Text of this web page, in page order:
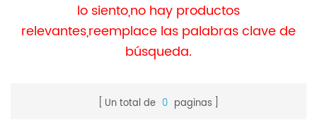
lo siento,no hay productos
relevantes,reemplace las palabras clave de
búsqueda.
Un total de 0 paginas